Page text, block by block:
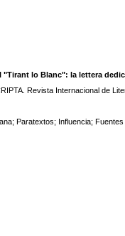
lo Blanc": la lettera
Revista Internacional de
; Paratextos; Influencia; Fuentes